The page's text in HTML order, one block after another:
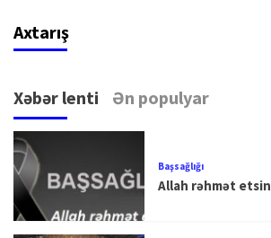
Axtarış
Xəbər lenti Ən populyar
Başsağlığı
Allah rəhmət etsin